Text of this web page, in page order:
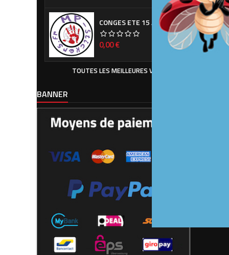
CONGES ETE 15 AOUT - 7 SEPTEMBRE
Prix
0,00 € favorite_border
TOUTES LES MEILLEURES VENTES
BANNER

AVEC